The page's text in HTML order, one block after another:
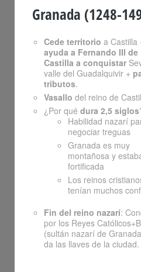
Granada (1248-
Cede territorio a Castilla
ayuda a Fernando III de
Castilla a conquistar
valle del Guadalquivir +
tributos.
Vasallo del reino de
¿Por qué dura 2,5 siglos
Habilidad nazarí
negociar treguas
Granada es muy
montañosa y
fortificada
Los reinos
tenían muchos
Fin del reino nazarí:
por los Reyes
(sultán nazarí de
da las llaves de la ciudad.